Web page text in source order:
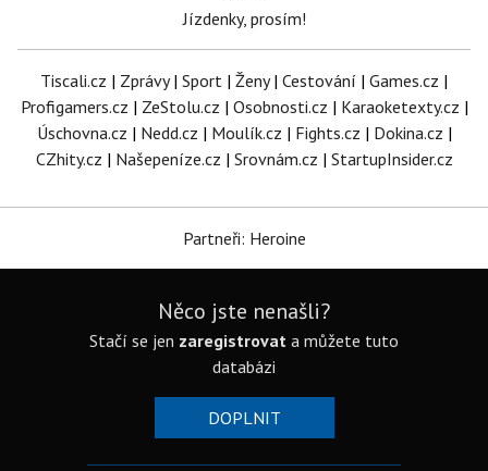
Jízdenky, prosím!
Tiscali.cz | Zprávy| Sport | Ženy| Cestování | Games.cz |
Profigamers.cz | ZeStolu.cz | Osobnosti.cz | Karaoketexty.cz |
Úschovna.cz | Nedd.cz | Moulík.cz | Fights.cz | Dokina.cz |
CZhity.cz | Našepeníze.cz | Srovnám.cz | StartupInsider.cz
Partneři: Heroine
Něco jste nenašli?
Stačí se jen zaregistrovat a můžete tuto
databázi
DOPLNIT